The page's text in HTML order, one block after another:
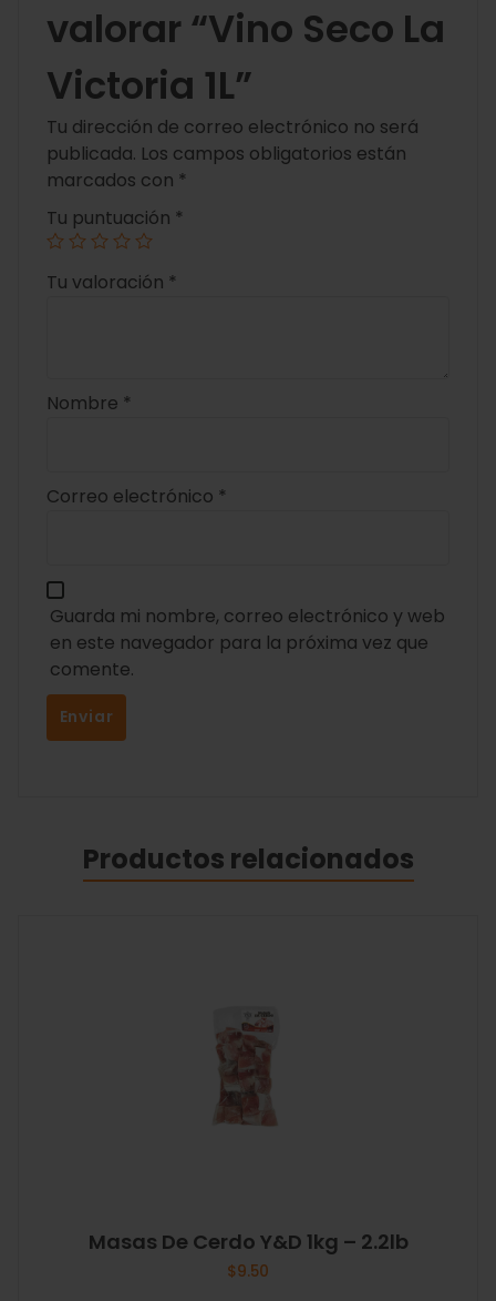
valorar “Vino Seco La
Victoria 1L”
Tu dirección de correo electrónico no será
publicada. Los campos obligatorios están
marcados con *
Tu puntuación *
Tu valoración *
Nombre *
Correo electrónico *
Guarda mi nombre, correo electrónico y web
en este navegador para la próxima vez que
comente.
Productos relacionados
Masas De Cerdo Y&D 1kg – 2.2lb
$9.50